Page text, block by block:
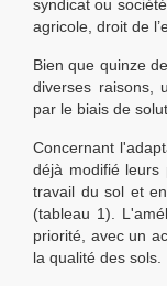
syndicat ou
agricole, droit de
Bien que quinze
diverses raisons,
par le biais de
Concernant
déjà modifié leurs
travail du sol et
(tableau 1).
priorité, avec un
la qualité des sols.